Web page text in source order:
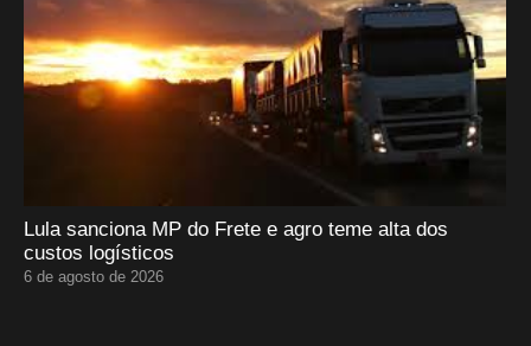
Lula sanciona MP do Frete e agro teme alta dos
custos logísticos
6 de agosto de 2026